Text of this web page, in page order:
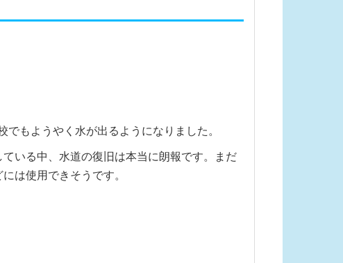
もようやく水が出るようになりました。
いる中、水道の復旧は本当に朗報です。まだ
は使用できそうです。